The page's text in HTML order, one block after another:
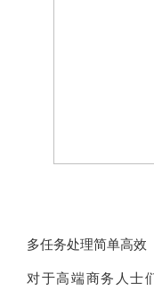
多任务处理简单高效
对于高端商务人士